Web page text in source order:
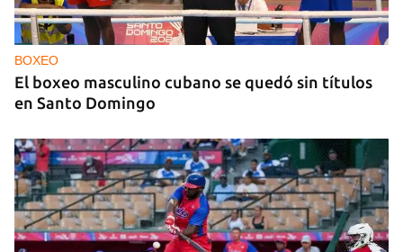
BOXEO
El boxeo masculino cubano se quedó sin títulos
en Santo Domingo